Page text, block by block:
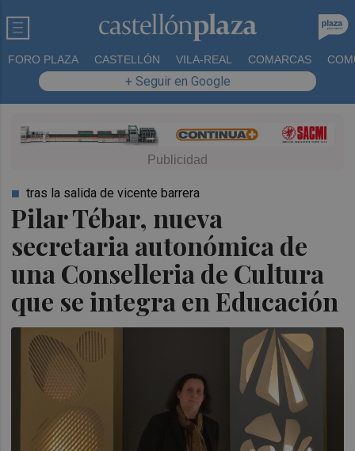
FORO PLAZA CASTELLÓN VILA-REAL COMARCAS
+ Seguir en Google
Pilar Tébar, nueva
secretaria autonómica de
una Conselleria de Cultura
que se integra en Educación
tras la salida de vicente barrera